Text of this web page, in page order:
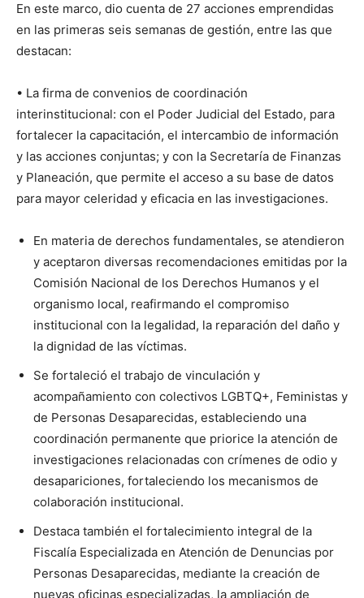
En este marco, dio cuenta de 27 acciones emprendidas
en las primeras seis semanas de gestión, entre las que
destacan:
• La firma de convenios de coordinación
interinstitucional: con el Poder Judicial del Estado, para
fortalecer la capacitación, el intercambio de información
y las acciones conjuntas; y con la Secretaría de Finanzas
y Planeación, que permite el acceso a su base de datos
para mayor celeridad y eficacia en las investigaciones.
En materia de derechos fundamentales, se atendieron
y aceptaron diversas recomendaciones emitidas por la
Comisión Nacional de los Derechos Humanos y el
organismo local, reafirmando el compromiso
institucional con la legalidad, la reparación del daño y
la dignidad de las víctimas.
Se fortaleció el trabajo de vinculación y
acompañamiento con colectivos LGBTQ+, Feministas y
de Personas Desaparecidas, estableciendo una
coordinación permanente que priorice la atención de
investigaciones relacionadas con crímenes de odio y
desapariciones, fortaleciendo los mecanismos de
colaboración institucional.
Destaca también el fortalecimiento integral de la
Fiscalía Especializada en Atención de Denuncias por
Personas Desaparecidas, mediante la creación de
nuevas oficinas especializadas, la ampliación de